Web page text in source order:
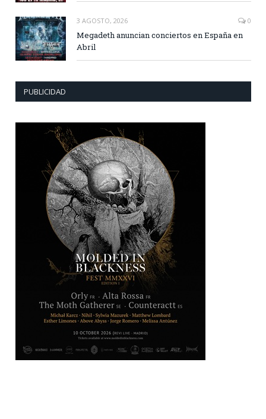
3 AGOSTO, 2026 0
Megadeth anuncian conciertos en España en
Abril
PUBLICIDAD